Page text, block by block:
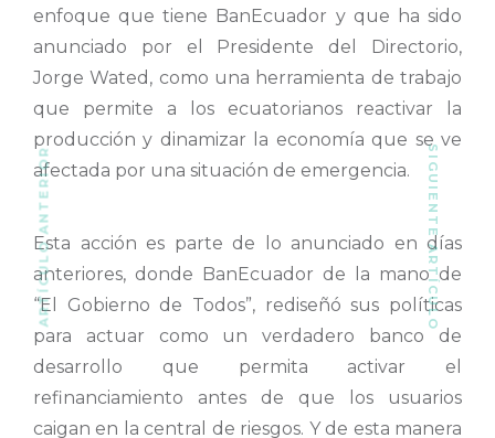
enfoque que tiene BanEcuador y que ha sido
anunciado por el Presidente del Directorio,
Jorge Wated, como una herramienta de trabajo
que permite a los ecuatorianos reactivar la
producción y dinamizar la economía que se ve
afectada por una situación de emergencia.
Esta acción es parte de lo anunciado en días
anteriores, donde BanEcuador de la mano de
“El Gobierno de Todos”, rediseñó sus políticas
para actuar como un verdadero banco de
desarrollo que permita activar el
refinanciamiento antes de que los usuarios
caigan en la central de riesgos. Y de esta manera
ARTÍCULO ANTERIOR SIGUIENTE ARTÍCULO